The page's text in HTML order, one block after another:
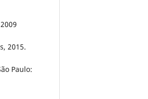
2015.
Paulo: